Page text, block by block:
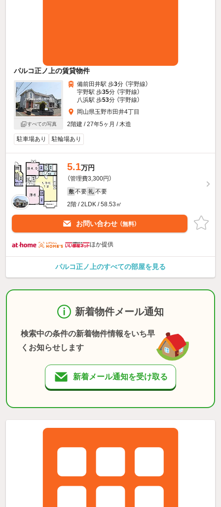
パルコ正ノ上の賃貸物件
すべての写真
備前田井駅 歩3分 （宇野線）
宇野駅 歩35分 （宇野線）
八浜駅 歩53分 （宇野線）
岡山県玉野市田井4丁目
2階建 / 27年5ヶ月 / 木造
駐車場あり 駐輪場あり
5.1万円
（管理費3,300円）
敷 不要 礼 不要
2階 / 2LDK / 58.53㎡
お問い合わせ （無料）
ほか提供
パルコ正ノ上のすべての部屋を見る
新着物件メール通知
検索中の条件の新着物件情報をいち早
くお知らせします
新着メール通知を受け取る